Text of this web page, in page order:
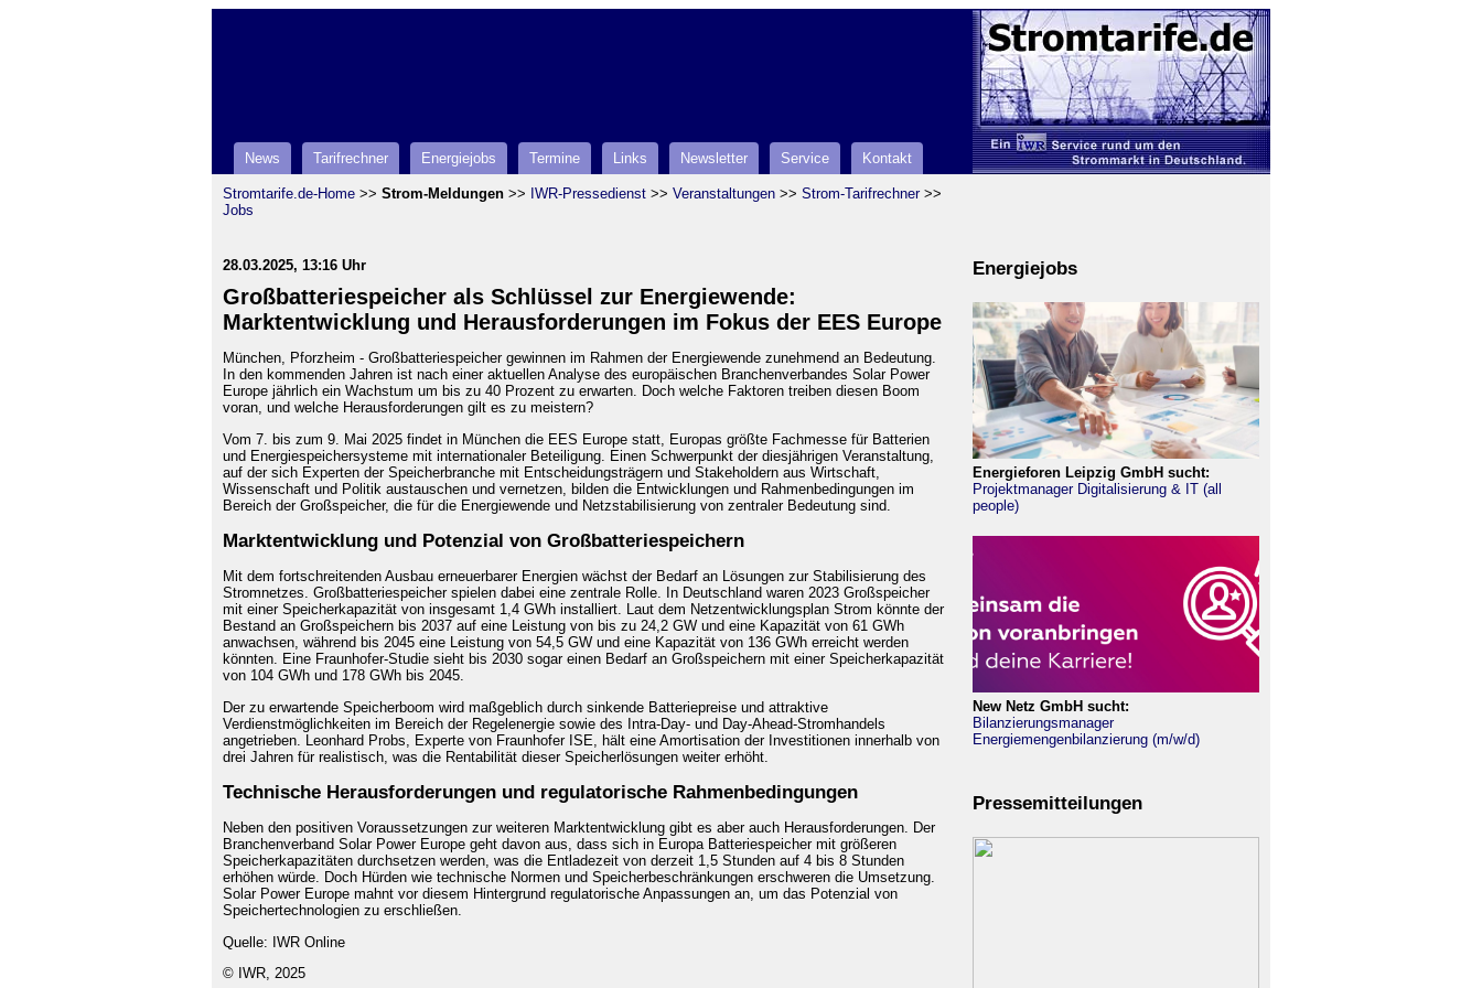
News Tarifrechner Energiejobs Termine Links Newsletter Service Kontakt
Stromtarife.de-Home >> Strom-Meldungen >> IWR-Pressedienst >> Veranstaltungen >> Strom-Tarifrechner>>
Jobs
28.03.2025, 13:16 Uhr
Großbatteriespeicher als Schlüssel zur Energiewende:
Marktentwicklung und Herausforderungen im Fokus der EES Europe
München, Pforzheim - Großbatteriespeicher gewinnen im Rahmen der Energiewende zunehmend an Bedeutung.
In den kommenden Jahren ist nach einer aktuellen Analyse des europäischen Branchenverbandes Solar Power
Europe jährlich ein Wachstum um bis zu 40 Prozent zu erwarten. Doch welche Faktoren treiben diesen Boom
voran, und welche Herausforderungen gilt es zu meistern?
Vom 7. bis zum 9. Mai 2025 findet in München die EES Europe statt, Europas größte Fachmesse für Batterien
und Energiespeichersysteme mit internationaler Beteiligung. Einen Schwerpunkt der diesjährigen Veranstaltung,
auf der sich Experten der Speicherbranche mit Entscheidungsträgern und Stakeholdern aus Wirtschaft,
Wissenschaft und Politik austauschen und vernetzen, bilden die Entwicklungen und Rahmenbedingungen im
Bereich der Großspeicher, die für die Energiewende und Netzstabilisierung von zentraler Bedeutung sind.
Marktentwicklung und Potenzial von Großbatteriespeichern
Mit dem fortschreitenden Ausbau erneuerbarer Energien wächst der Bedarf an Lösungen zur Stabilisierung des
Stromnetzes. Großbatteriespeicher spielen dabei eine zentrale Rolle. In Deutschland waren 2023 Großspeicher
mit einer Speicherkapazität von insgesamt 1,4 GWh installiert. Laut dem Netzentwicklungsplan Strom könnte der
Bestand an Großspeichern bis 2037 auf eine Leistung von bis zu 24,2 GW und eine Kapazität von 61 GWh
anwachsen, während bis 2045 eine Leistung von 54,5 GW und eine Kapazität von 136 GWh erreicht werden
könnten. Eine Fraunhofer-Studie sieht bis 2030 sogar einen Bedarf an Großspeichern mit einer Speicherkapazität
von 104 GWh und 178 GWh bis 2045.
Der zu erwartende Speicherboom wird maßgeblich durch sinkende Batteriepreise und attraktive
Verdienstmöglichkeiten im Bereich der Regelenergie sowie des Intra-Day- und Day-Ahead-Stromhandels
angetrieben. Leonhard Probs, Experte von Fraunhofer ISE, hält eine Amortisation der Investitionen innerhalb von
drei Jahren für realistisch, was die Rentabilität dieser Speicherlösungen weiter erhöht.
Technische Herausforderungen und regulatorische Rahmenbedingungen
Neben den positiven Voraussetzungen zur weiteren Marktentwicklung gibt es aber auch Herausforderungen. Der
Branchenverband Solar Power Europe geht davon aus, dass sich in Europa Batteriespeicher mit größeren
Speicherkapazitäten durchsetzen werden, was die Entladezeit von derzeit 1,5 Stunden auf 4 bis 8 Stunden
erhöhen würde. Doch Hürden wie technische Normen und Speicherbeschränkungen erschweren die Umsetzung.
Solar Power Europe mahnt vor diesem Hintergrund regulatorische Anpassungen an, um das Potenzial von
Speichertechnologien zu erschließen.
Quelle: IWR Online
© IWR, 2025
Energiejobs
Energieforen Leipzig GmbH sucht:
Projektmanager Digitalisierung & IT (all
people)
New Netz GmbH sucht:
Bilanzierungsmanager
Energiemengenbilanzierung (m/w/d)
Pressemitteilungen